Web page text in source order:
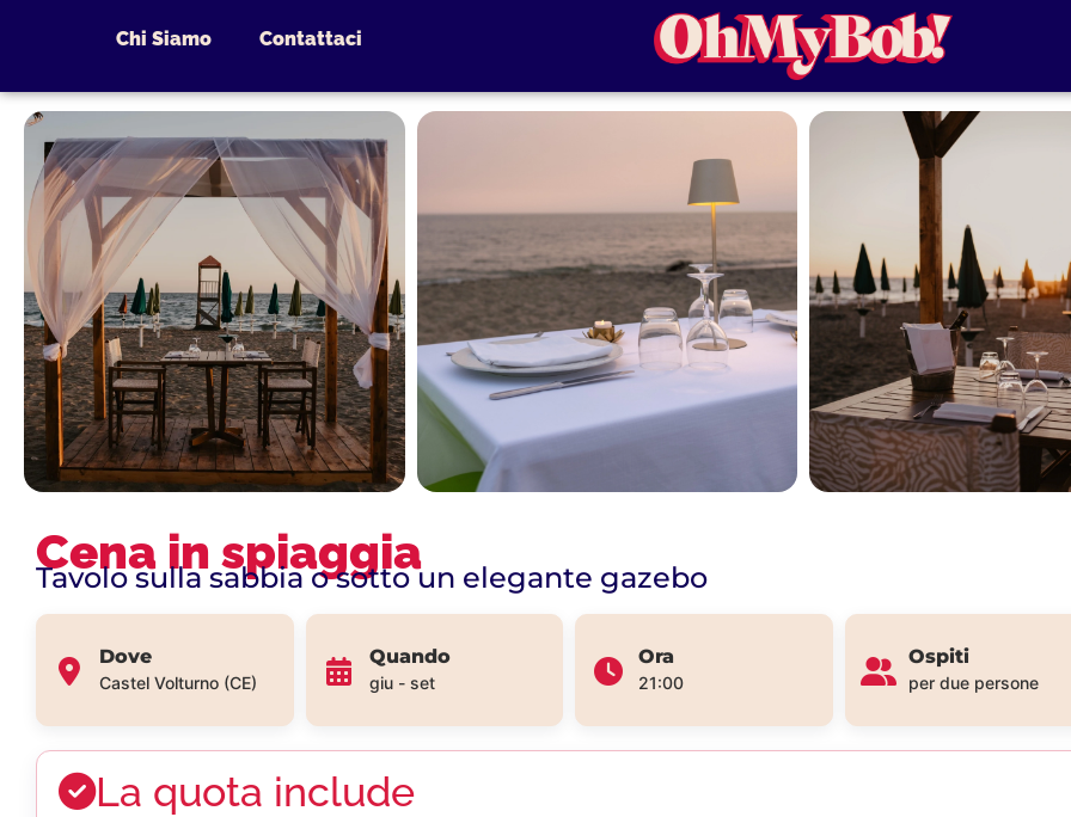
Chi Siamo Contattaci
Cena in spiaggia
Tavolo sulla sabbia o sotto un elegante gazebo
Dove
Castel Volturno (CE)
Quando
giu - set
Ora
21:00
Ospiti
per due persone
La quota include